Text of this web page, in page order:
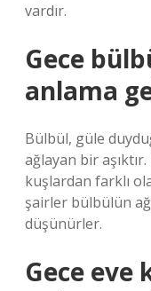
vardır.
Gece
anlama
Bülbül, güle
ağlayan bir
kuşlardan farklı
şairler bülbülün
düşünürler.
Gece eve